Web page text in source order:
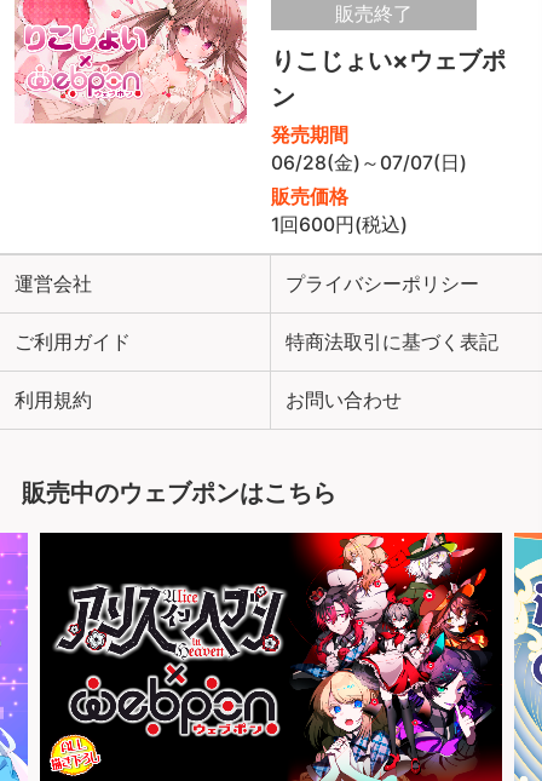
販売終了
りこじょい×ウェブポ
ン
発売期間
06/28(金)～07/07(日)
販売価格
1回600円(税込)
運営会社 プライバシーポリシー
ご利用ガイド 特商法取引に基づく表記
利用規約 お問い合わせ
販売中のウェブポンはこちら